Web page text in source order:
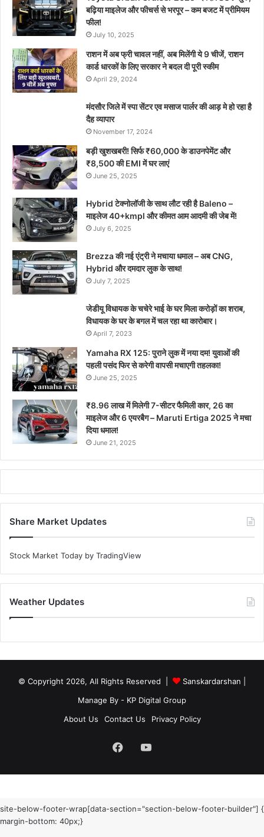
बढ़िया माइलेज और फीचर्स से भरपूर – कम बजट में प्रीमियम
फील!
July 10, 2025
राशन में अब फ्री चावल नहीं, अब मिलेंगी ये 9 चीजें, राशन
कार्ड धारकों के लिए सरकार ने बदल दी पूरी स्कीम
April 29, 2024
मंदसौर जिले में स्पा सेंटर एव मसाज पार्लर की आड़ मे हो रहा है
दैह व्यापार
November 17, 2024
बड़ी खुशखबरी! सिर्फ ₹60,000 के डाउनपेमेंट और
₹8,500 की EMI में घर लाएं
June 25, 2025
Hybrid टेक्नोलॉजी के साथ लौट रही है Baleno –
माइलेज 40+kmpl और कीमत आम आदमी की जेब में!
July 6, 2025
Brezza की नई एंट्री ने मचाया धमाल – अब CNG,
Hybrid और दमदार लुक के साथ!
July 7, 2025
जेडीयू विधायक के चचेरे भाई के घर मिला करोड़ों का शराब,
विधायक के घर के बगल में चल रहा था कारोबार।
April 7, 2023
Yamaha RX 125: पुराने लुक में नया दम! युवाओं की
पहली पसंद फिर से करेगी वापसी मचाएगी तहलका!
June 25, 2025
₹8.96 लाख में मिलेगी 7-सीटर फैमिली कार, 26 का
माइलेज और 6 एयरबैग – Maruti Ertiga 2025 ने मचा
दिया धमाल!
June 21, 2025
Share Market Updates
Stock Market Today by TradingView
Weather Updates
© Copyright 2026, All Rights Reserved | Sanskardarshan
Manage By - KP Digital Group
About Us
Contact Us Privacy Policy
FacebookYouTube
site-below-footer-wrap[data-section="section-below-footer-builder"] {
margin-bottom: 40px;}